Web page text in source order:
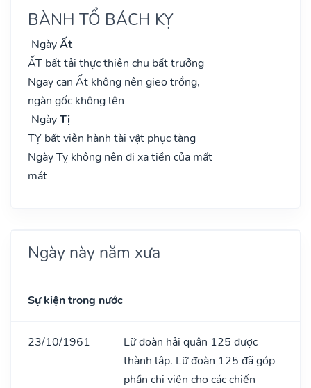
BÀNH TỔ BÁCH KỴ
NgàyẤt
ẤT bất tải thực thiên chu bất trưởng
Ngay can Ất không nên gieo trồng,
ngàn gốc không lên
NgàyTị
TỴ bất viễn hành tài vật phục tàng
Ngày Tỵ không nên đi xa tiền của mất
mát
Ngày này năm xưa
Sự kiện trong nước
23/10/1961
Lữ đoàn hải quân 125 được
thành lập. Lữ đoàn 125 đã góp
phần chi viện cho các chiến